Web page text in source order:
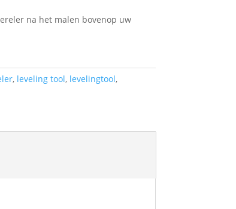
na het malen bovenop uw
, leveling tool, levelingtool,